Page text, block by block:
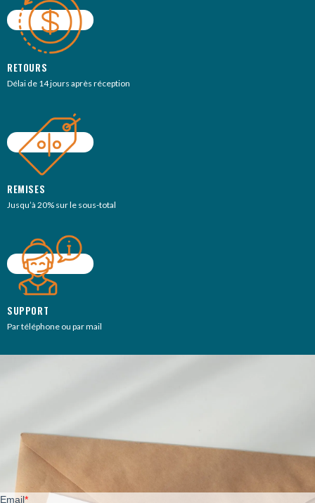
RETOURS
Délai de 14 jours après réception
REMISES
Jusqu’à 20% sur le sous-total
SUPPORT
Par téléphone ou par mail